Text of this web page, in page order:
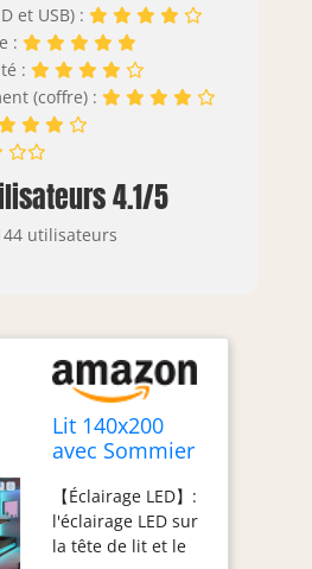
et USB) :
:
:
(coffre) :
4.1/5
utilisateurs
Lit 140x200
avec Sommier
Coffre 140x200
avec
Rangement et
【Éclairage LED】:
l'éclairage LED sur
la tête de lit et le